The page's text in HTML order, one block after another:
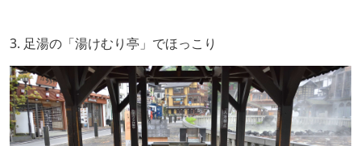
3. 足湯の「湯けむり亭」でほっこり